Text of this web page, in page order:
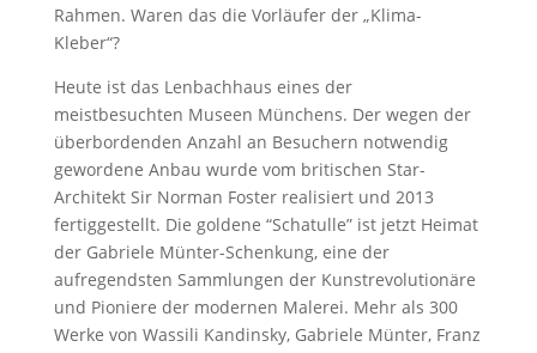
Rahmen. Waren das die Vorläufer der „Klima-
Kleber“?
Heute ist das Lenbachhaus eines der
meistbesuchten Museen Münchens. Der wegen der
überbordenden Anzahl an Besuchern notwendig
gewordene Anbau wurde vom britischen Star-
Architekt Sir Norman Foster realisiert und 2013
fertiggestellt. Die goldene “Schatulle” ist jetzt Heimat
der Gabriele Münter-Schenkung, eine der
aufregendsten Sammlungen der Kunstrevolutionäre
und Pioniere der modernen Malerei. Mehr als 300
Werke von Wassili Kandinsky, Gabriele Münter, Franz